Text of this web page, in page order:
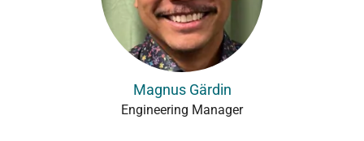
Magnus Gärdin
Engineering Manager